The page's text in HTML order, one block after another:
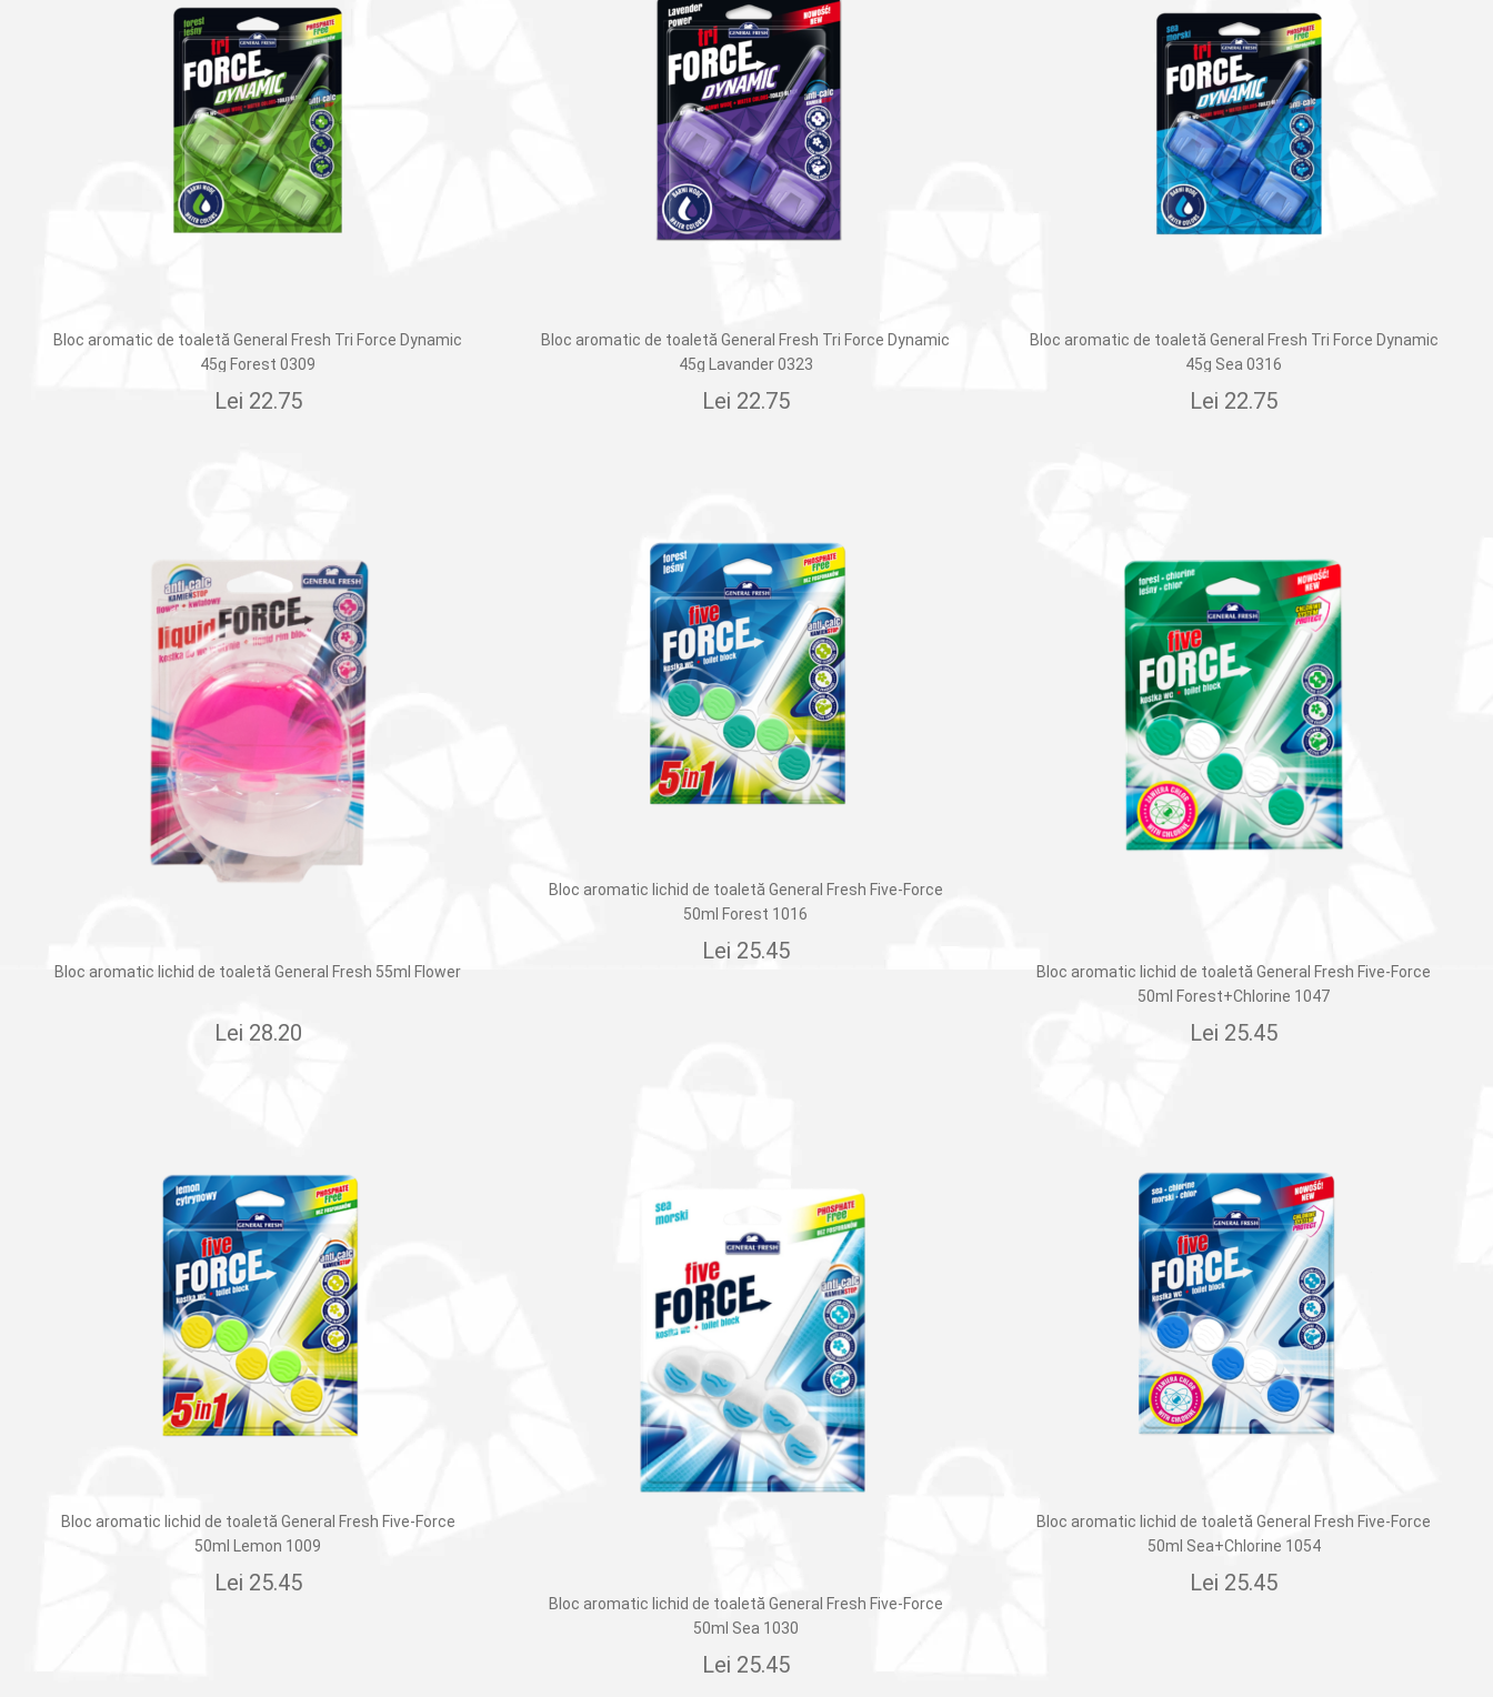
Bloc aromatic de toaletă General Fresh Tri Force Dynamic
45g Forest 0309
Lei 22.75
Bloc aromatic de toaletă General Fresh Tri Force Dynamic
45g Lavander 0323
Lei 22.75
Bloc aromatic de toaletă General Fresh Tri Force Dynamic
45g Sea 0316
Lei 22.75
Bloc aromatic lichid de toaletă General Fresh 55ml Flower
Lei 28.20
Bloc aromatic lichid de toaletă General Fresh Five-Force
50ml Forest 1016
Lei 25.45
Bloc aromatic lichid de toaletă General Fresh Five-Force
50ml Forest+Chlorine 1047
Lei 25.45
Bloc aromatic lichid de toaletă General Fresh Five-Force
50ml Lemon 1009
Lei 25.45
Bloc aromatic lichid de toaletă General Fresh Five-Force
50ml Sea 1030
Lei 25.45
Bloc aromatic lichid de toaletă General Fresh Five-Force
50ml Sea+Chlorine 1054
Lei 25.45